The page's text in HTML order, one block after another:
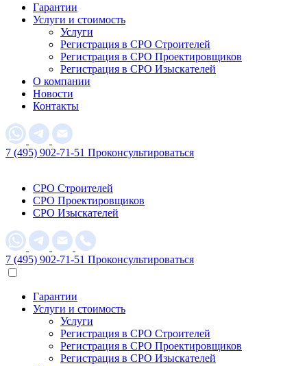
Гарантии
Услуги и стоимость
Услуги
Регистрация в СРО Строителей
Регистрация в СРО Проектировщиков
Регистрация в СРО Изыскателей
О компании
Новости
Контакты
7 (495) 902-71-51 Проконсультироваться
СРО Строителей
СРО Проектировщиков
СРО Изыскателей
7 (495) 902-71-51 Проконсультироваться
Гарантии
Услуги и стоимость
Услуги
Регистрация в СРО Строителей
Регистрация в СРО Проектировщиков
Регистрация в СРО Изыскателей